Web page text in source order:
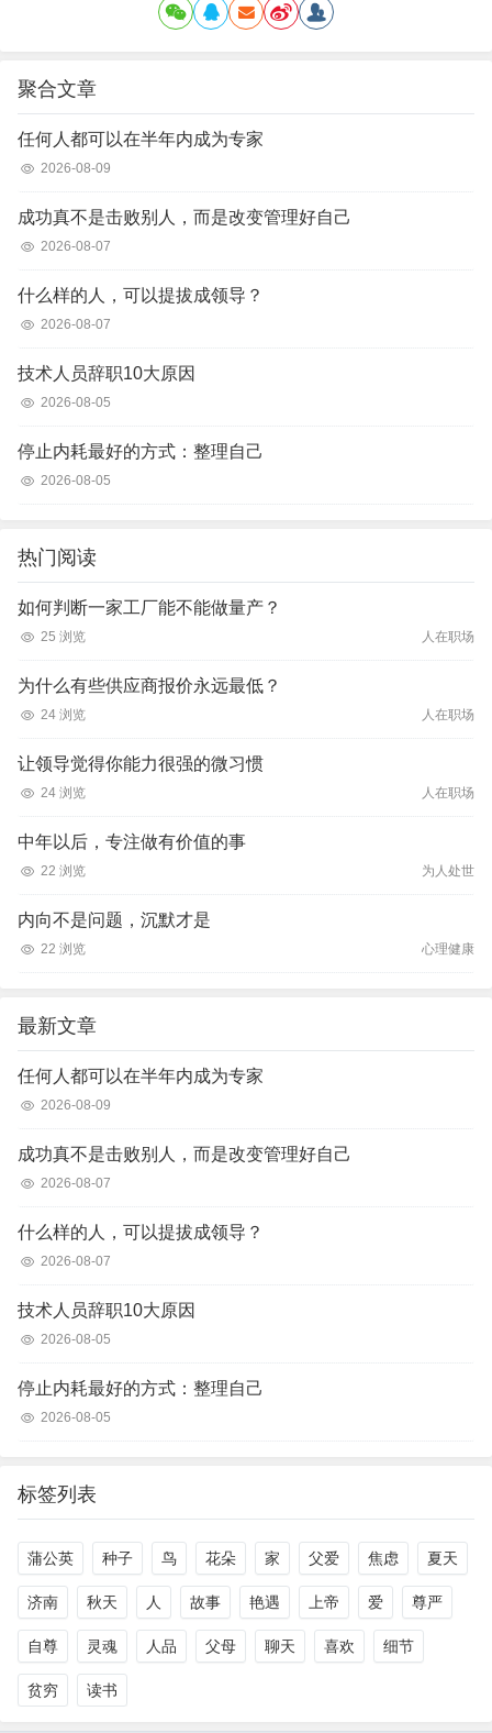
聚合文章
任何人都可以在半年内成为专家
2026-08-09
成功真不是击败别人，而是改变管理好自己
2026-08-07
什么样的人，可以提拔成领导？
2026-08-07
技术人员辞职10大原因
2026-08-05
停止内耗最好的方式：整理自己
2026-08-05
热门阅读
如何判断一家工厂能不能做量产？
25 浏览 人在职场
为什么有些供应商报价永远最低？
24 浏览 人在职场
让领导觉得你能力很强的微习惯
24 浏览 人在职场
中年以后，专注做有价值的事
22 浏览 为人处世
内向不是问题，沉默才是
22 浏览 心理健康
最新文章
任何人都可以在半年内成为专家
2026-08-09
成功真不是击败别人，而是改变管理好自己
2026-08-07
什么样的人，可以提拔成领导？
2026-08-07
技术人员辞职10大原因
2026-08-05
停止内耗最好的方式：整理自己
2026-08-05
标签列表
蒲公英 种子 鸟 花朵 家 父爱 焦虑 夏天
济南 秋天 人 故事 艳遇 上帝 爱 尊严
自尊 灵魂 人品 父母 聊天 喜欢 细节
贫穷 读书